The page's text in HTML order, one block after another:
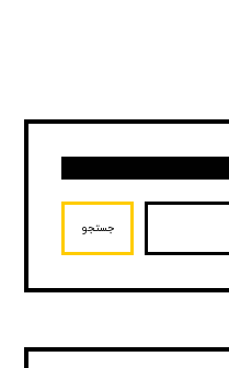
جستجو